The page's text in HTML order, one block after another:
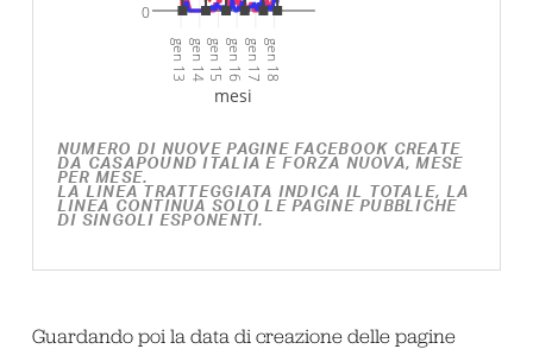
gen 13gen 14gen 15gen 16gen 17gen 18
0
mesi
NUMERO DI NUOVE PAGINE FACEBOOK CREATE
DA CASAPOUND ITALIA E FORZA NUOVA, MESE
PER MESE.
LA LINEA TRATTEGGIATA INDICA IL TOTALE, LA
LINEA CONTINUA SOLO LE PAGINE PUBBLICHE
DI SINGOLI ESPONENTI.
Guardando poi la data di creazione delle pagine